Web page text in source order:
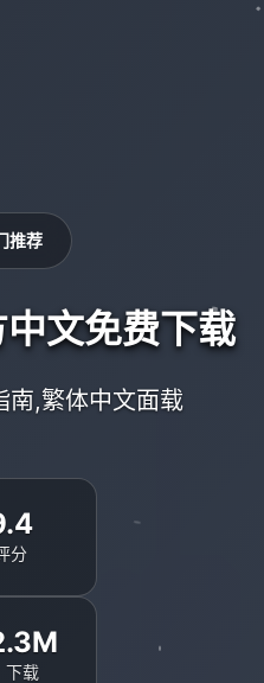
推荐
文免费下载
南,繁体中文面载
分
下载